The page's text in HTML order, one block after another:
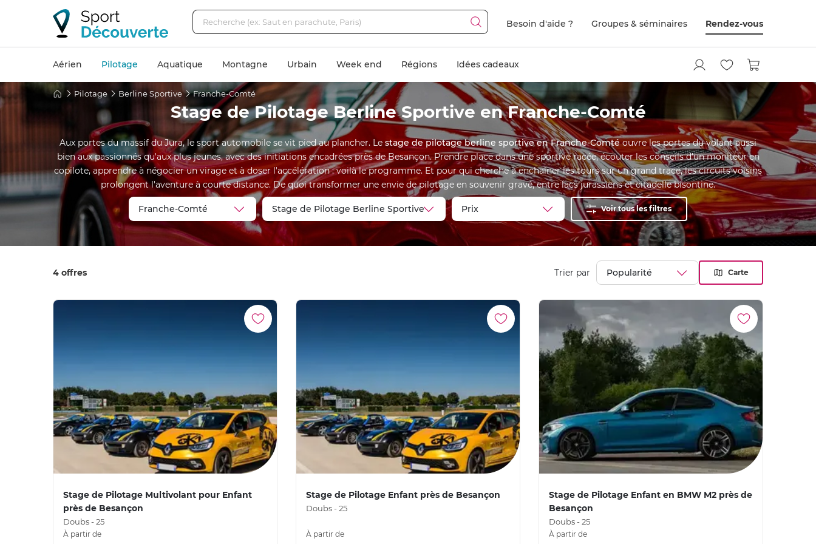
Besoin d'aide ? Groupes & séminaires Rendez-vous
Aérien Pilotage Aquatique Montagne Urbain Week end Régions Idées cadeaux
Pilotage Berline Sportive Franche-Comté
Stage de Pilotage Berline Sportive en Franche-Comté
Aux portes du massif du Jura, le sport automobile se vit pied au plancher. Lestage de pilotage berline sportive en Franche-Comtéouvre les portes du volant aussi
bien aux passionnés qu'aux plus jeunes, avec des initiations encadrées près de Besançon. Prendre place dans une sportive racée, écouter les conseils d'un moniteur en
copilote, apprendre à négocier un virage et à doser l'accélération : voilà le programme. Et pour qui cherche à enchaîner les tours sur un grand tracé, les circuits voisins
prolongent l'aventure à courte distance. De quoi transformer une envie de pilotage en souvenir gravé, entre lacs jurassiens et citadelle bisontine.
Voir tous les filtres
4 offres Trier par Carte
Stage de Pilotage Multivolant pour Enfant
près de Besançon
Doubs - 25
À partir de
Stage de Pilotage Enfant près de Besançon
Doubs - 25
À partir de
Stage de Pilotage Enfant en BMW M2 près de
Besançon
Doubs - 25
À partir de